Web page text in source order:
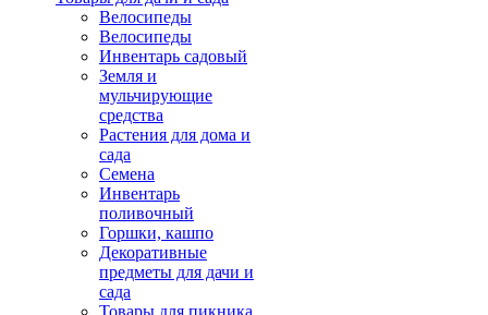
Велосипеды
Велосипеды
Инвентарь садовый
Земля и
мульчирующие
средства
Растения для дома и
сада
Семена
Инвентарь
поливочный
Горшки, кашпо
Декоративные
предметы для дачи и
сада
Товары для пикника